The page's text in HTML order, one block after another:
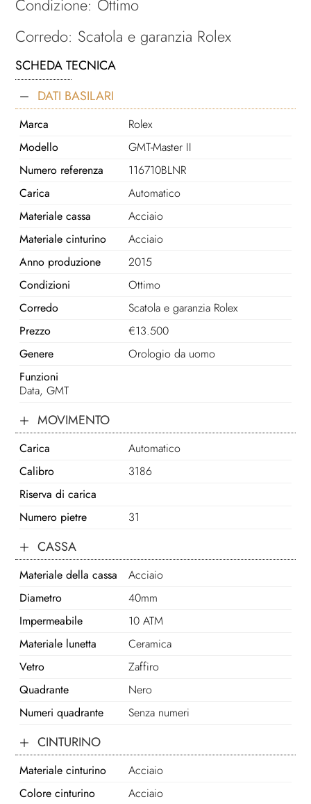
SCHEDA TECNICA
DATI BASILARI
Marca
Rolex
Modello
GMT-Master II
Numero referenza
116710BLNR
Carica
Automatico
Materiale cassa
Acciaio
Materiale cinturino
Acciaio
Anno produzione
2015
Condizioni
Ottimo
Corredo
Scatola e garanzia Rolex
Prezzo
€13.500
Genere
Orologio da uomo
Funzioni
Data, GMT
MOVIMENTO
Carica
Automatico
Calibro
3186
Riserva di carica
Numero pietre
31
CASSA
Materiale della cassa
Acciaio
Diametro
40mm
Impermeabile
10 ATM
Materiale lunetta
Ceramica
Vetro
Zaffiro
Quadrante
Nero
Numeri quadrante
Senza numeri
CINTURINO
Materiale cinturino
Acciaio
Colore cinturino
Acciaio
Condizione: Ottimo
Corredo: Scatola e garanzia Rolex